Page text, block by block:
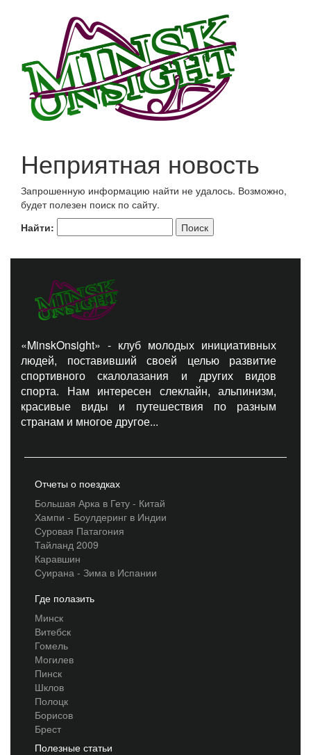
Неприятная новость
Запрошенную информацию найти не удалось. Возможно,
будет полезен поиск по сайту.
Найти:
«MinskOnsight» - клуб молодых инициативных
людей, поставивший своей целью развитие
спортивного скалолазания и других видов
спорта. Нам интересен слеклайн, альпинизм,
красивые виды и путешествия по разным
странам и многое другое...
Отчеты о поездках
Большая Арка в Гету - Китай
Хампи - Боулдеринг в Индии
Суровая Патагония
Тайланд 2009
Каравшин
Суирана - Зима в Испании
Где полазить
Минск
Витебск
Гомель
Могилев
Пинск
Шклов
Полоцк
Борисов
Брест
Полезные статьи